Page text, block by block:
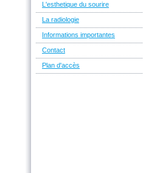
L'esthetique du sourire
La radiologie
Informations importantes
Contact
Plan d'accès